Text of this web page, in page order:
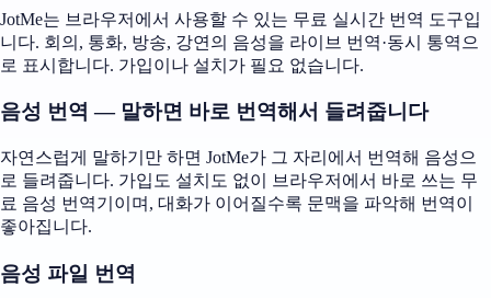
JotMe는 브라우저에서 사용할 수 있는 무료 실시간 번역 도구입
니다. 회의, 통화, 방송, 강연의 음성을 라이브 번역·동시 통역으
로 표시합니다. 가입이나 설치가 필요 없습니다.
음성 번역 — 말하면 바로 번역해서 들려줍니다
자연스럽게 말하기만 하면 JotMe가 그 자리에서 번역해 음성으
로 들려줍니다. 가입도 설치도 없이 브라우저에서 바로 쓰는 무
료 음성 번역기이며, 대화가 이어질수록 문맥을 파악해 번역이
좋아집니다.
음성 파일 번역